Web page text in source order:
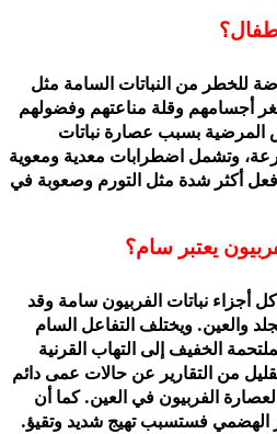
للخطر من النباتات السامة مثل
أجسامهم وقلة مناعتهم وفضولهم
المرضية بسبب عصارة نباتات
وتشمل اضطرابات معدية ومعوية
أكثر شدة مثل التورم وصعوبة في
يعتبر سام؟
أجزاء نباتات الفربيون سامة وقد
والعين. ويختلف التفاعل السام
الخفيف إلى التهاب القرنية
من التقارير عن حالات عمى دائم
الفربيون في العين. كما أن
الهضمي فستسبب تهيج شديد وتقيؤ.